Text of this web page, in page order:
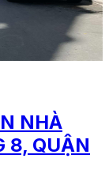
NHÀ
8, QUẬN